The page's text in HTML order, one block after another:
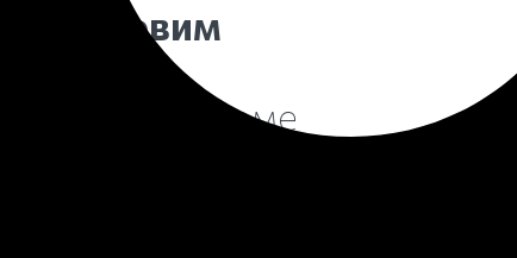
установим
кладбище
лет
в Муроме
начинается от 4 000 рублей